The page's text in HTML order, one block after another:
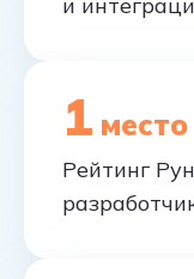
1 место
Рейтинг